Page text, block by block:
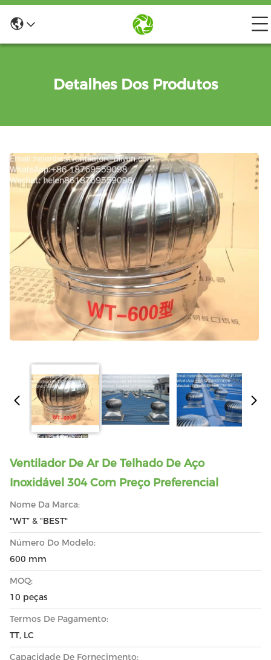
Detalhes Dos Produtos
Ventilador De Ar De Telhado De Aço
Inoxidável 304 Com Preço Preferencial
Nome Da Marca:
"WT” & “BEST"
Número Do Modelo:
600 mm
MOQ:
10 peças
Termos De Pagamento:
TT, LC
Capacidade De Fornecimento: